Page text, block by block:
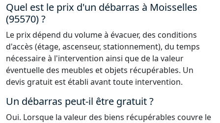
Quel est le prix d'un débarras à Moisselles
(95570) ?
Le prix dépend du volume à évacuer, des conditions
d'accès (étage, ascenseur, stationnement), du temps
nécessaire à l'intervention ainsi que de la valeur
éventuelle des meubles et objets récupérables. Un
devis gratuit est établi avant toute intervention.
Un débarras peut-il être gratuit ?
Oui. Lorsque la valeur des biens récupérables couvre le